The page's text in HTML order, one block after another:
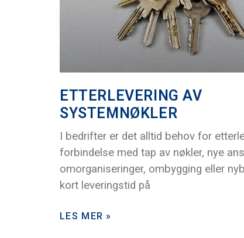
ETTERLEVERING AV
SYSTEMNØKLER
I bedrifter er det alltid behov for
forbindelse med tap av nøkler, nye
omorganiseringer, ombygging eller
kort leveringstid på
LES MER »